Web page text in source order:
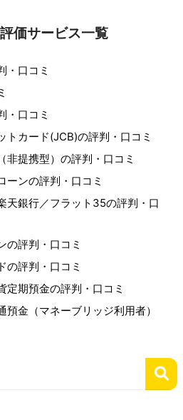
価サービス一覧
・口コミ
・口コミ
トカード(JCB)の評判・口コミ
非提携型）の評判・口コミ
ーンの評判・口コミ
天銀行／フラット35の評判・口
の評判・口コミ
の評判・口コミ
定期預金の評判・口コミ
預金（マネーブリッジ利用者）